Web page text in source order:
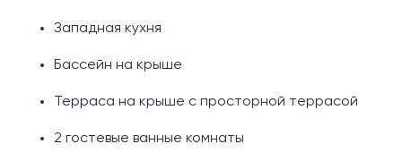
Западная кухня
Бассейн на крыше
Терраса на крыше с просторной террасой
2 гостевые ванные комнаты